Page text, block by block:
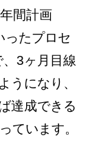
間計画
ったプロセ
3ヶ月目線
うになり、
達成できる
ています。